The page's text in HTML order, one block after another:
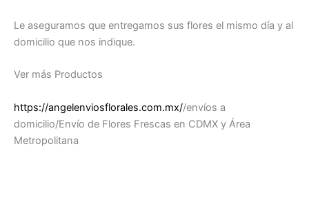
Le aseguramos que entregamos sus flores el mismo día y al
domicilio que nos indique.
Ver más Productos
https://angelenviosflorales.com.mx//envíos a
domicilio/Envío de Flores Frescas en CDMX y Área
Metropolitana